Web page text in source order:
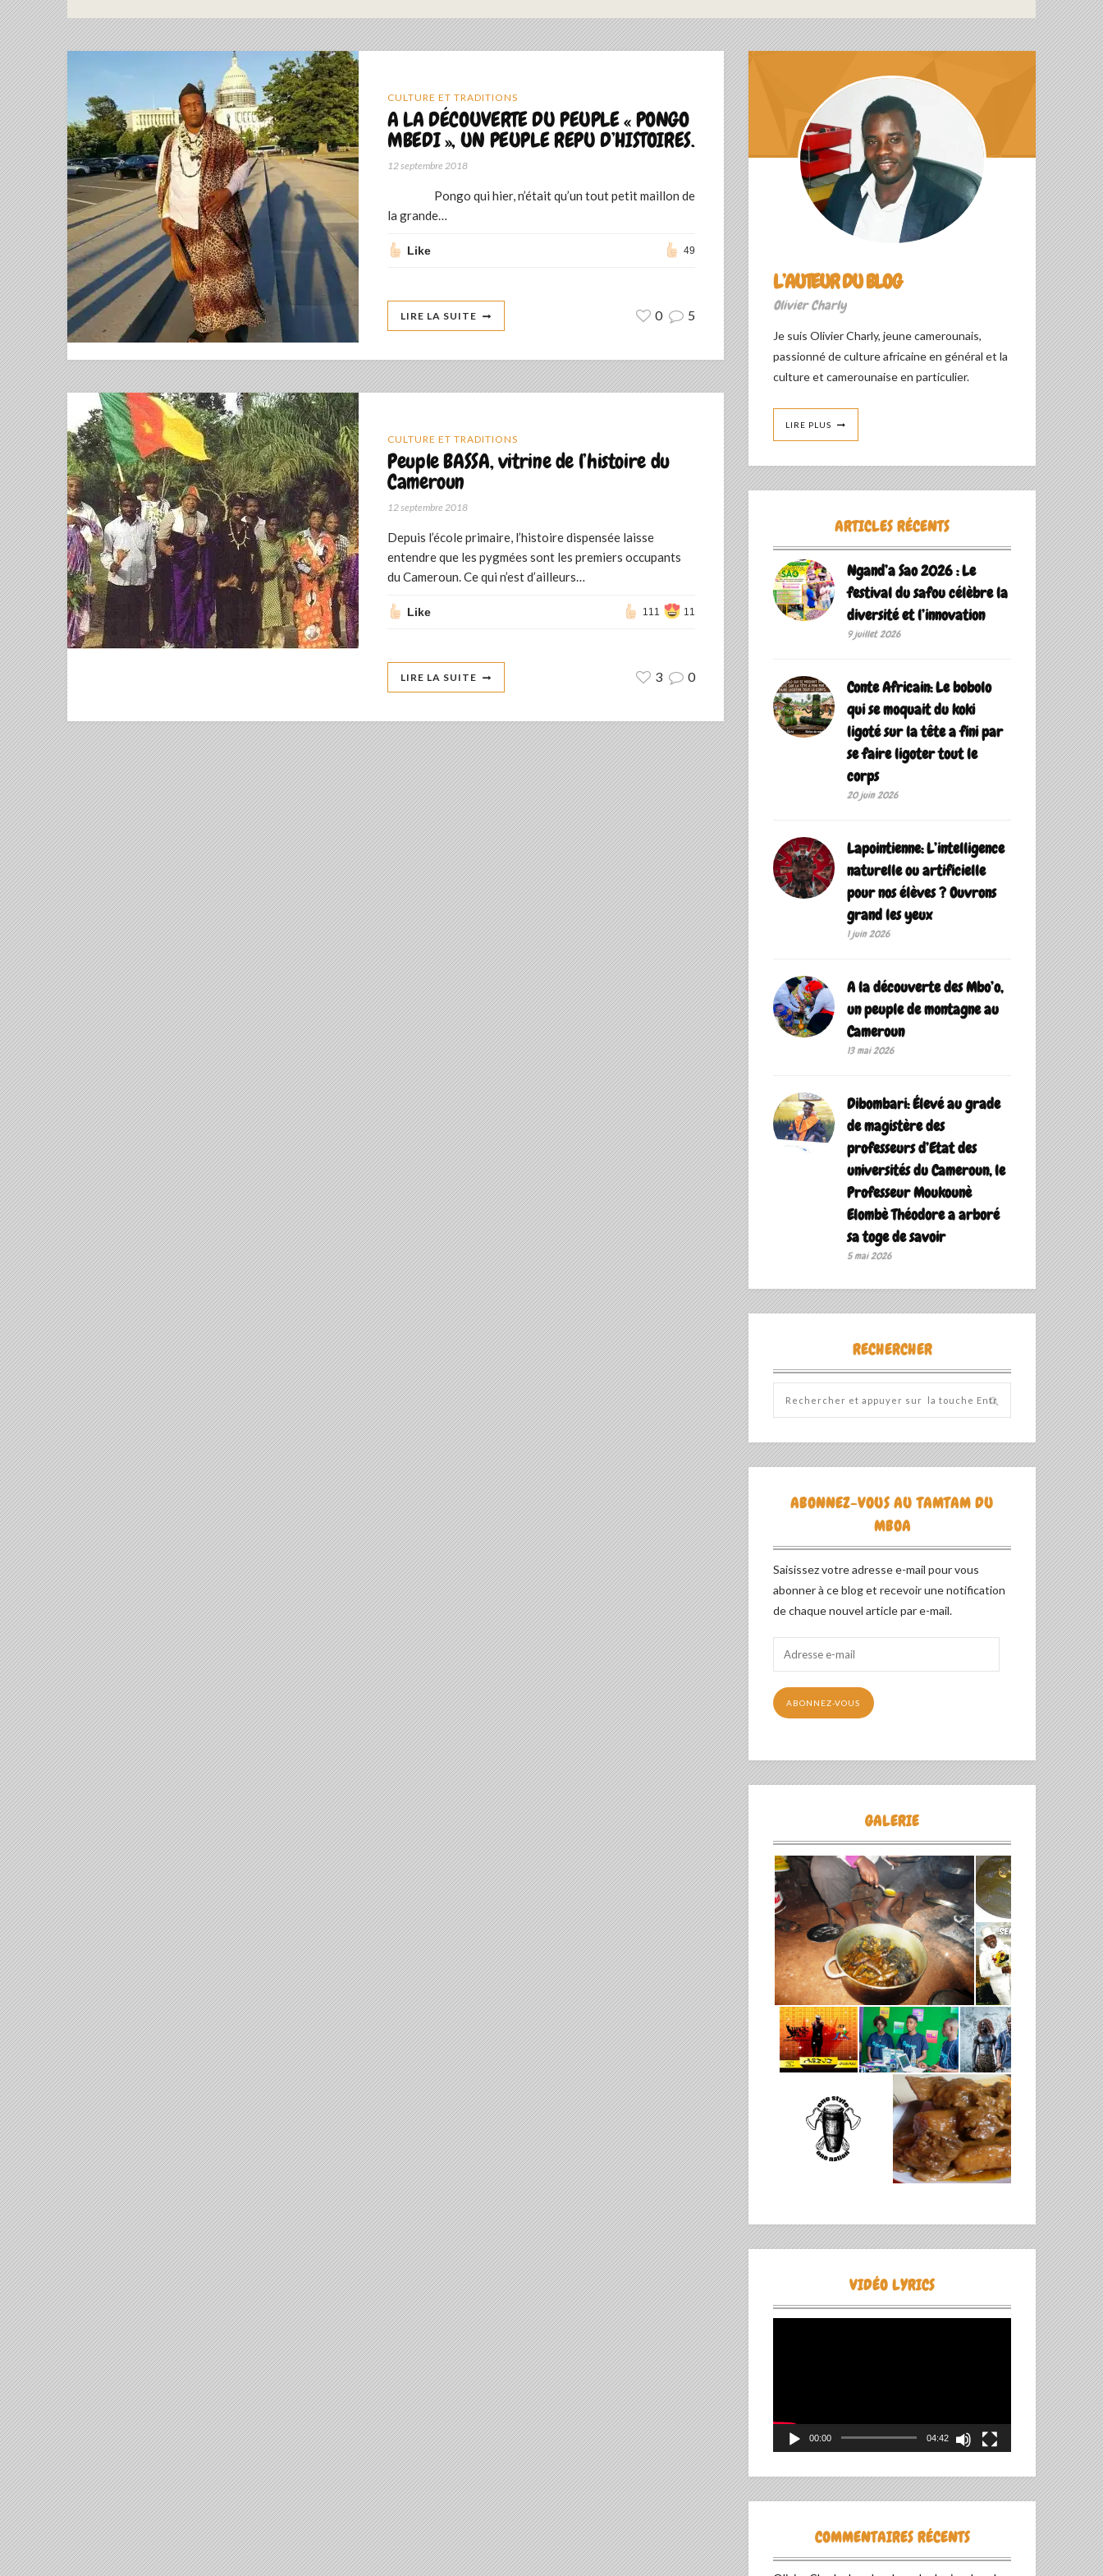
CULTURE ET TRADITIONS
A LA DÉCOUVERTE DU PEUPLE « PONGO
MBEDI », UN PEUPLE REPU D’HISTOIRES.
12 septembre 2018
Pongo qui hier, n’était qu’un tout petit maillon de
la grande…
Like 49
LIRE LA SUITE 0 5
CULTURE ET TRADITIONS
Peuple BASSA, vitrine de l’histoire du
Cameroun
12 septembre 2018
Depuis l’école primaire, l’histoire dispensée laisse
entendre que les pygmées sont les premiers occupants
du Cameroun. Ce qui n’est d’ailleurs…
Like 111 11
LIRE LA SUITE 3 0
L’AUTEUR DU BLOG
Olivier Charly
Je suis Olivier Charly, jeune camerounais,
passionné de culture africaine en général et la
culture et camerounaise en particulier.
LIRE PLUS
ARTICLES RÉCENTS
Ngand’a Sao 2026 : Le
festival du safou célèbre la
diversité et l’innovation
9 juillet 2026
Conte Africain: Le bobolo
qui se moquait du koki
ligoté sur la tête a fini par
se faire ligoter tout le
corps
20 juin 2026
Lapointienne: L’intelligence
naturelle ou artificielle
pour nos élèves ? Ouvrons
grand les yeux
1 juin 2026
A la découverte des Mbo’o,
un peuple de montagne au
Cameroun
13 mai 2026
Dibombari: Élevé au grade
de magistère des
professeurs d’Etat des
universités du Cameroun, le
Professeur Moukounè
Elombè Théodore a arboré
sa toge de savoir ‎
5 mai 2026
RECHERCHER
ABONNEZ-VOUS AU TAMTAM DU
MBOA
Saisissez votre adresse e-mail pour vous
abonner à ce blog et recevoir une notification
de chaque nouvel article par e-mail.
mail
ABONNEZ-VOUS
GALERIE
VIDÉO LYRICS
00:00 04:42
COMMENTAIRES RÉCENTS